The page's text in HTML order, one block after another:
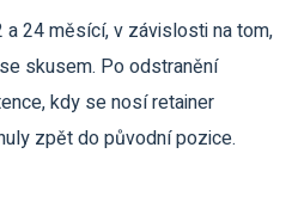
24 měsící, v závislosti na tom,
skusem. Po odstranění
kdy se nosí retainer
zpět do původní pozice.